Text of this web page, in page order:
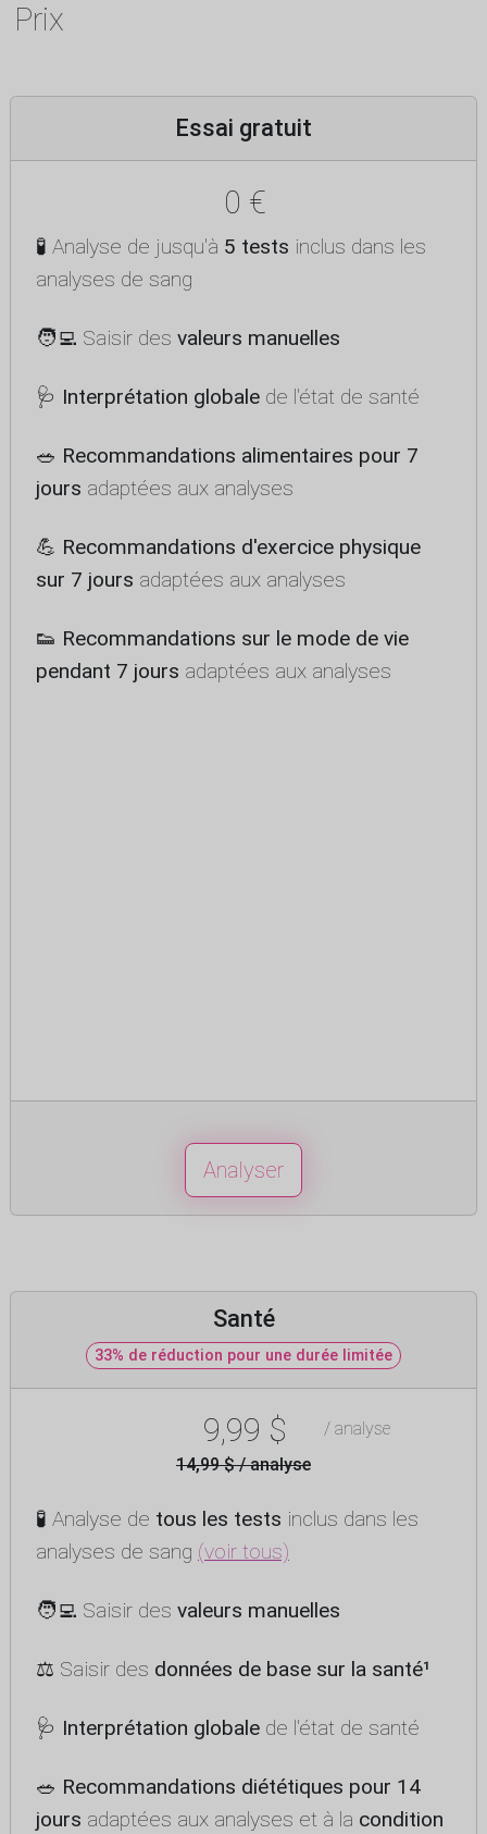
Prix
Essai gratuit
0 €
🧪 Analyse de jusqu'à 5 tests inclus dans les
analyses de sang
🧑‍💻 Saisir des valeurs manuelles
🩺 Interprétation globalede l'état de santé
🥗 Recommandations alimentaires pour 7
jours adaptées aux analyses
💪 Recommandations d'exercice physique
sur 7 jours adaptées aux analyses
👟 Recommandations sur le mode de vie
pendant 7 jours adaptées aux analyses
Analyser
Santé
33% de réduction pour une durée limitée
9,99 $
/ analyse
14,99 $ / analyse
🧪 Analyse de tous les tests inclus dans les
analyses de sang (voir tous)
🧑‍💻 Saisir des valeurs manuelles
⚖️ Saisir des données de base sur la santé¹
🩺 Interprétation globalede l'état de santé
🥗 Recommandations diététiques pour 14
jours adaptées aux analyses et à la condition